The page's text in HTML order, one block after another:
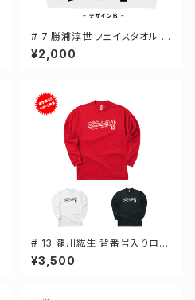
# 7 勝浦淳世 フェイスタオル 選
手還元 2デザイン FT0144
¥2,000
# 13 瀧川紘生 背番号入りロゴ
ドライTシャツ 長袖 選手還元 3
カラー S-5Lサイズ 000304
¥3,500